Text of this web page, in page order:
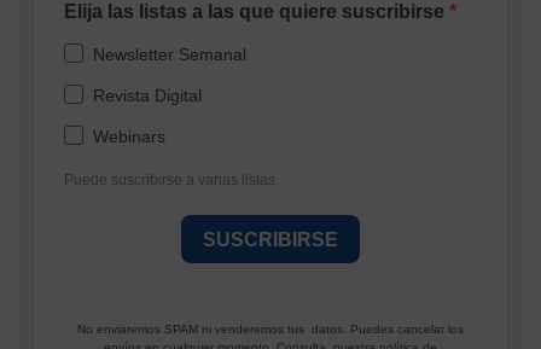
Elija las listas a las que quiere suscribirse
Newsletter Semanal
Revista Digital
Webinars
Puede suscribirse a varias listas.
SUSCRIBIRSE
No enviaremos SPAM ni venderemos tus datos. Puedes cancelar los